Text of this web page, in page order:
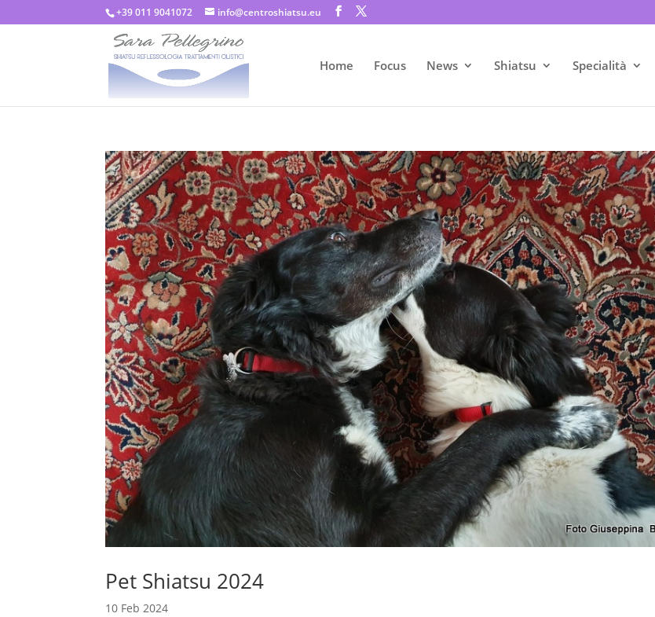
+39 011 9041072 info@centroshiatsu.eu
Home Focus News Shiatsu Specialità
Pet Shiatsu 2024
10 Feb 2024